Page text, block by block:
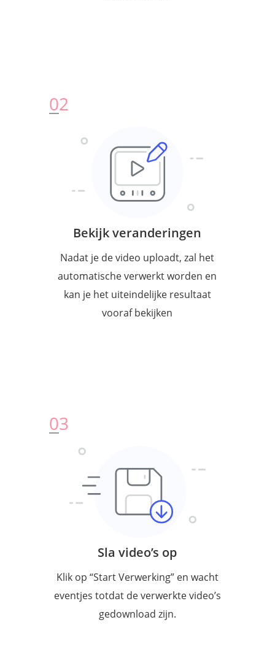
02
Bekijk veranderingen
Nadat je de video uploadt, zal het
automatische verwerkt worden en
kan je het uiteindelijke resultaat
vooraf bekijken
03
Sla video’s op
Klik op “Start Verwerking” en wacht
eventjes totdat de verwerkte video’s
gedownload zijn.